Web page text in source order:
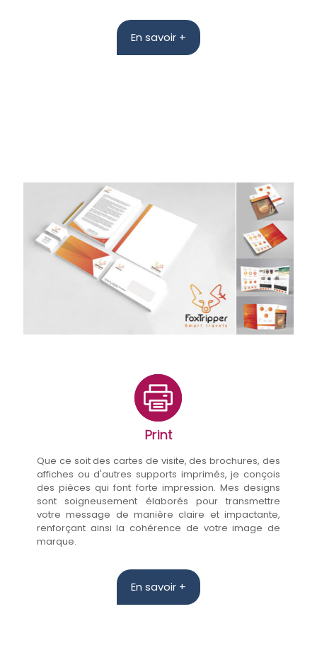
En savoir +
Print
Que ce soit des cartes de visite, des brochures, des
affiches ou d'autres supports imprimés, je conçois
des pièces qui font forte impression. Mes designs
sont soigneusement élaborés pour transmettre
votre message de manière claire et impactante,
renforçant ainsi la cohérence de votre image de
marque.
En savoir +